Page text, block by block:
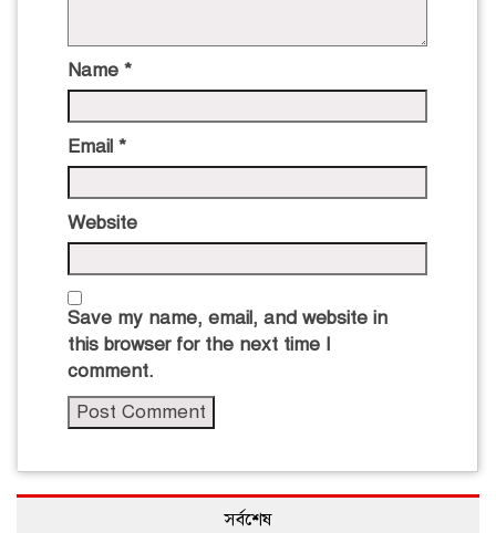
Name *
Email *
Website
Save my name, email, and website in
this browser for the next time I
comment.
সর্বশেষ